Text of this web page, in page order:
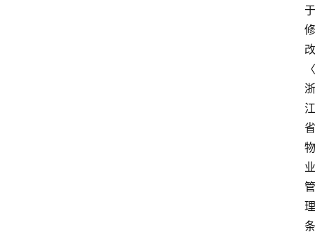
于
修
改
〈
浙
江
省
物
业
管
理
条